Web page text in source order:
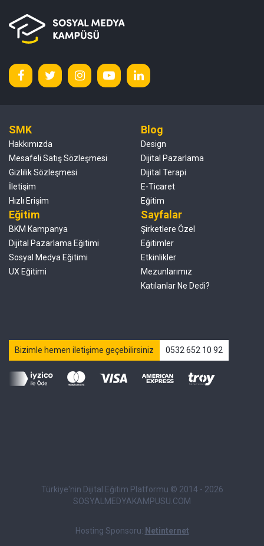
SMK
Hakkımızda
Mesafeli Satış Sözleşmesi
Gizlilik Sözleşmesi
İletişim
Hızlı Erişim
Blog
Design
Dijital Pazarlama
Dijital Terapi
E-Ticaret
Eğitim
Eğitim
BKM Kampanya
Dijital Pazarlama Eğitimi
Sosyal Medya Eğitimi
UX Eğitimi
Sayfalar
Şirketlere Özel
Eğitimler
Etkinlikler
Mezunlarımız
Katılanlar Ne Dedi?
Bizimle hemen iletişime geçebilirsiniz 0532 652 10 92
Türkiye'nin Dijital Eğitim Platformu © 2014 - 2026
SOSYALMEDYAKAMPUSU.COM
Hosting Sponsoru: Netinternet